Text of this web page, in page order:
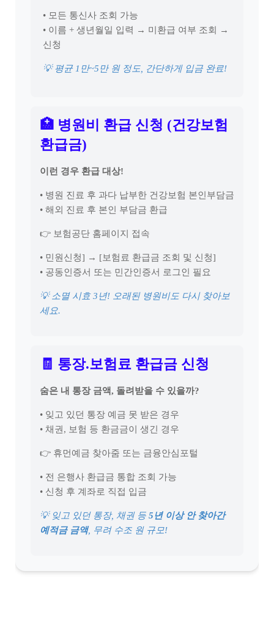
• 모든 통신사 조회 가능
• 이름 + 생년월일 입력 → 미환급 여부 조회 →
신청
💡 평균 1만~5만 원 정도, 간단하게 입금 완료!
🏥 병원비 환급 신청 (건강보험
환급금)
이런 경우 환급 대상!
• 병원 진료 후 과다 납부한 건강보험 본인부담금
• 해외 진료 후 본인 부담금 환급
👉 보험공단 홈페이지 접속
• 민원신청] → [보험료 환급금 조회 및 신청]
• 공동인증서 또는 민간인증서 로그인 필요
💡 소멸 시효 3년! 오래된 병원비도 다시 찾아보
세요.
🧾 통장.보험료 환급금 신청
숨은 내 통장 금액, 돌려받을 수 있을까?
• 잊고 있던 통장 예금 못 받은 경우
• 채권, 보험 등 환금금이 생긴 경우
👉 휴먼예금 찾아줌 또는 금융안심포털
• 전 은행사 환급금 통합 조회 가능
• 신청 후 계좌로 직접 입금
💡 잊고 있던 통장, 채권 등 5년 이상 안 찾아간
예적금 금액, 무려 수조 원 규모!